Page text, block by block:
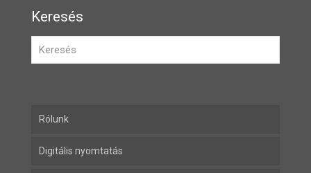
Keresés
Rólunk
Digitális nyomtatás